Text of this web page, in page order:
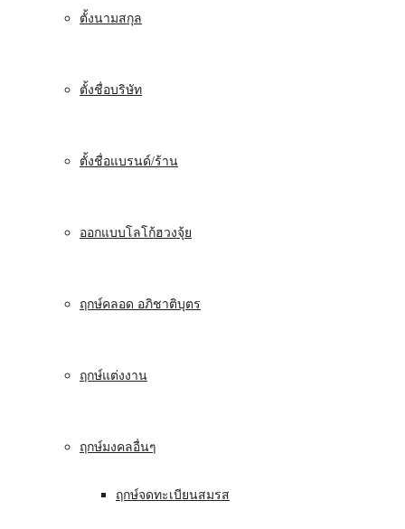
ตั้งนามสกุล
ตั้งชื่อบริษัท
ตั้งชื่อแบรนด์/ร้าน
ออกแบบโลโก้ฮวงจุ้ย
ฤกษ์คลอด อภิชาติบุตร
ฤกษ์แต่งงาน
ฤกษ์มงคลอื่นๆ
ฤกษ์จดทะเบียนสมรส